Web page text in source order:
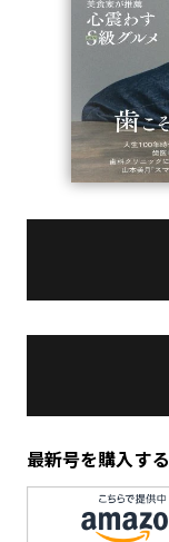
最新号を購入する